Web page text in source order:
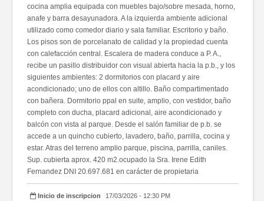
cocina amplia equipada con muebles bajo/sobre mesada, horno,
anafe y barra desayunadora. A la izquierda ambiente adicional
utilizado como comedor diario y sala familiar. Escritorio y baño.
Los pisos son de porcelanato de calidad y la propiedad cuenta
con calefacción central. Escalera de madera conduce a P. A.,
recibe un pasillo distribuidor con visual abierta hacia la p.b., y los
siguientes ambientes: 2 dormitorios con placard y aire
acondicionado; uno de ellos con altillo. Baño compartimentado
con bañera. Dormitorio ppal en suite, amplio, con vestidor, baño
completo con ducha, placard adicional, aire acondicionado y
balcón con vista al parque. Desde el salón familiar de p.b. se
accede a un quincho cubierto, lavadero, baño, parrilla, cocina y
estar. Atras del terreno amplio parque, piscina, parrilla, caniles.
Sup. cubierta aprox. 420 m2.ocupado la Sra. Irene Edith
Fernandez DNI 20.697.681 en carácter de propietaria
Inicio de inscripcion
17/03/2026 - 12:30 PM